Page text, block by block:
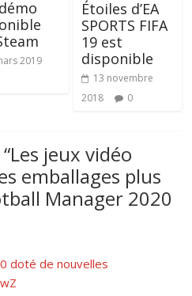
2019
Étoiles d’EA
SPORTS FIFA
19 est
disponible
13 novembre
2018
0
Les jeux vidéo
emballages plus
Manager 2020
doté de nouvelles